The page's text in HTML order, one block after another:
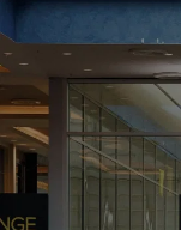
Argo Ai,
etmesi
yayınladı